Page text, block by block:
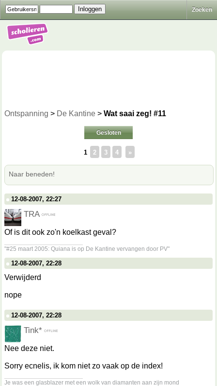
Zoeken
Ontspanning > De Kantine > Wat saai zeg! #11
Gesloten
1 2 3 4 »
Naar beneden!
12-08-2007, 22:27
TRA
Of is dit ook zo'n koelkast geval?
"#25 maart 2005: Quiana is op De Kantine vervangen door PV"
12-08-2007, 22:28
Verwijderd
nope
12-08-2007, 22:28
Tink*
Nee deze niet.
Sorry ecnelis, ik kom niet zo vaak op de index!
Je was een glasblazer met een wolk van diamanten aan zijn mond